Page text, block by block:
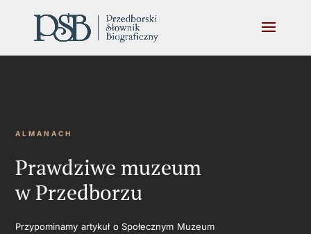
ALMANACH
Prawdziwe muzeum
w Przedborzu
Przypominamy artykuł o Społecznym Muzeum